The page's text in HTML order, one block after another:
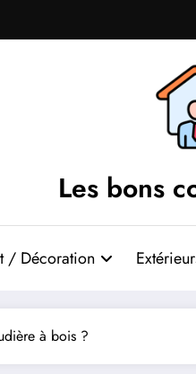
Les bons
/ Décoration
à bois ?